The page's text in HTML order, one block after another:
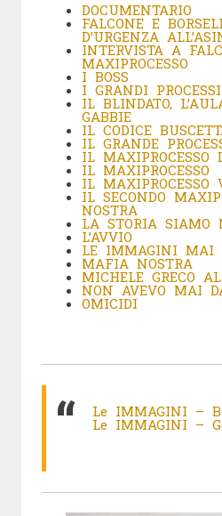
DOCUMENTARIO
FALCONE E
D’URGENZA
INTERVISTA A
MAXIPROCESSO
I BOSS
I GRANDI
IL BLINDATO,
GABBIE
IL CODICE
IL GRANDE
IL MAXIPROCESSO
IL MAXIPROCESSO
IL MAXIPROCESSO
IL SECONDO
NOSTRA
LA STORIA SIAMO
L’AVVIO
LE IMMAGINI MAI
MAFIA NOSTRA
MICHELE GRECO AL
NON AVEVO MAI
OMICIDI
Le IMMAGINI –
Le IMMAGINI –